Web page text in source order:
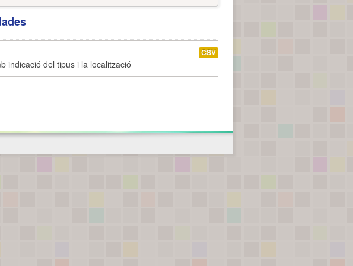
indicació del tipus i la localització
CSV